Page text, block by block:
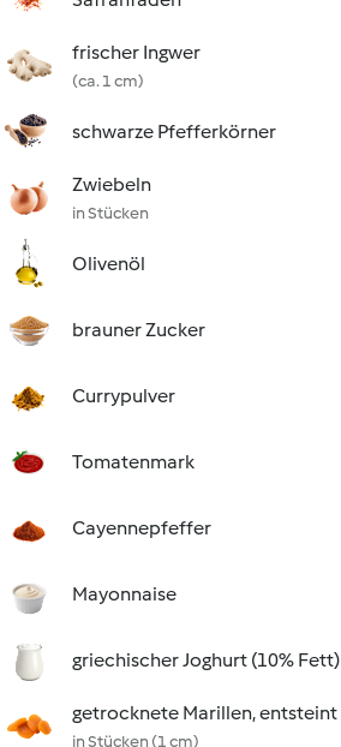
frischer Ingwer
(ca. 1 cm)
schwarze Pfefferkörner
Zwiebeln
in Stücken
Olivenöl
brauner Zucker
Currypulver
Tomatenmark
Cayennepfeffer
Mayonnaise
griechischer Joghurt (10% Fett)
getrocknete Marillen, entsteint
in Stücken (1 cm)